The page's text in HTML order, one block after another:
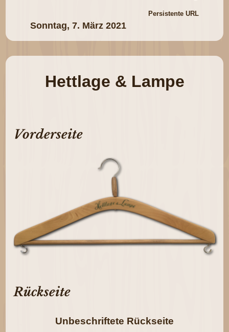
Sonntag, 7. März 2021
Persistente URL
Hettlage & Lampe
Vorderseite
Rückseite
Unbeschriftete Rückseite